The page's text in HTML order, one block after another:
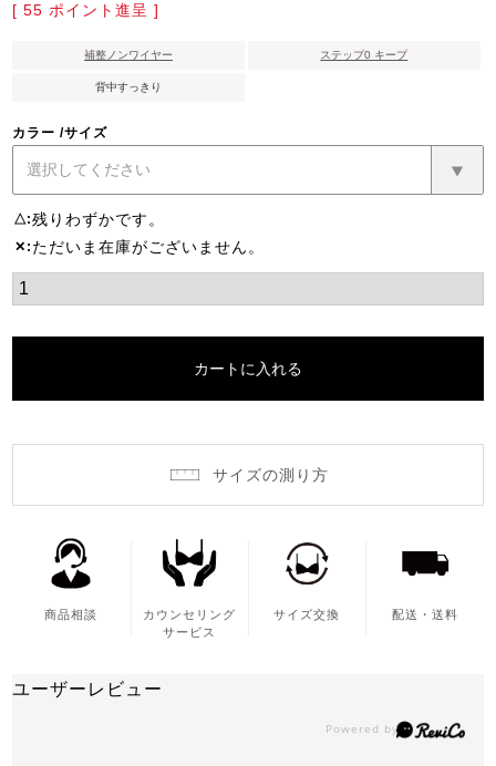
[ 55 ポイント進呈 ]
補整ノンワイヤー ステップ0 キープ
背中すっきり
カラー サイズ
△ 残りわずかです。
✕ ただいま在庫がございません。
カートに入れる
サイズの測り方
商品相談
カウンセリング
サービス
サイズ交換 配送・送料
ユーザーレビュー